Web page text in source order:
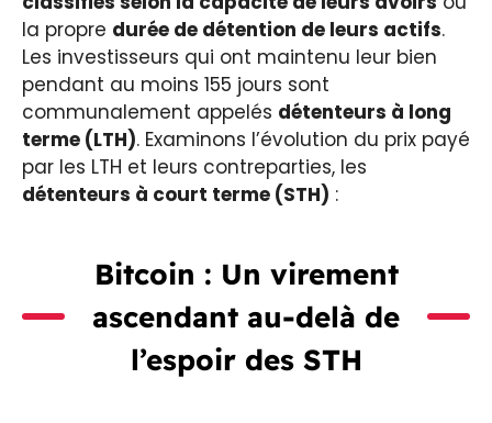
la propre durée de détention de leurs actifs.
Les investisseurs qui ont maintenu leur bien
pendant au moins 155 jours sont
communalement appelés détenteurs à long
terme (LTH). Examinons l’évolution du prix payé
par les LTH et leurs contreparties, les
détenteurs à court terme (STH) :
Bitcoin : Un virement
ascendant au-delà de
l’espoir des STH